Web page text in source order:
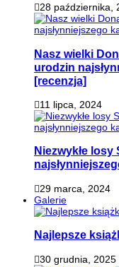
28 października,
Nasz wielki
urodzin
[recenzja]
11 lipca, 2024
Niezwykłe
29 marca, 2024
Galerie
Najlepsze
30 grudnia, 2025